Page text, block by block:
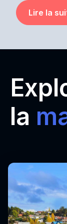
Lire la
la